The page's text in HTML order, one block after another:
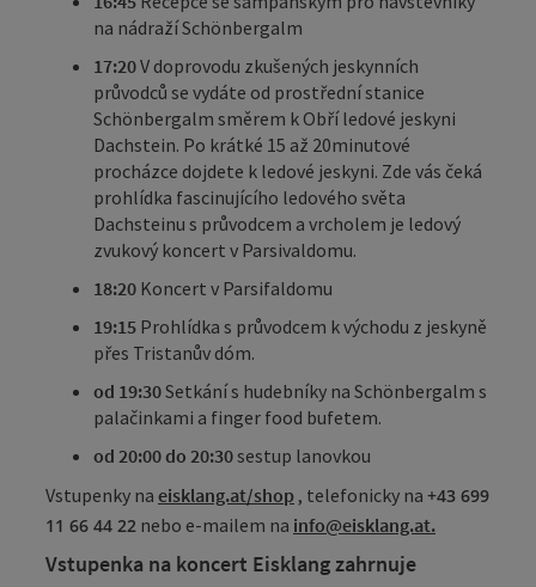
na nádraží Schönbergalm
17:20V doprovodu zkušených jeskynních
průvodců se vydáte od prostřední stanice
Schönbergalm směrem k Obří ledové jeskyni
Dachstein. Po krátké 15 až 20minutové
procházce dojdete k ledové jeskyni. Zde vás čeká
prohlídka fascinujícího ledového světa
Dachsteinu s průvodcem a vrcholem je ledový
zvukový koncert v Parsivaldomu.
18:20 Koncert v Parsifaldomu
19:15 Prohlídka s průvodcem k východu z jeskyně
přes Tristanův dóm.
od 19:30Setkání s hudebníky na Schönbergalm s
palačinkami a finger food bufetem.
od 20:00 do 20:30sestup lanovkou
Vstupenky na eisklang.at/shop , telefonicky na +43 699
11 66 44 22 nebo e-mailem na info@eisklang.at.
Vstupenka na koncert Eisklang zahrnuje